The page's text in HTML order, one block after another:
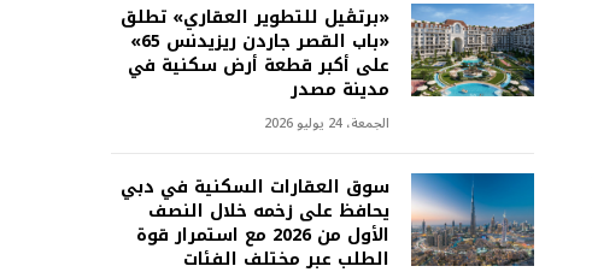
«برتڤيل للتطوير العقاري» تطلق
«باب القصر جاردن ريزيدنس 65»
على أكبر قطعة أرض سكنية في
مدينة مصدر
الجمعة، 24 يوليو 2026
سوق العقارات السكنية في دبي
يحافظ على زخمه خلال النصف
الأول من 2026 مع استمرار قوة
الطلب عبر مختلف الفئات